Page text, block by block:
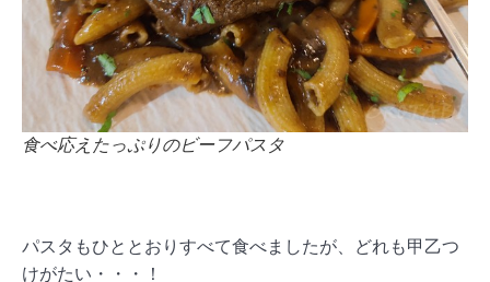
食べ応えたっぷりのビーフパスタ
パスタもひととおりすべて食べましたが、どれも甲乙つ
けがたい・・・！